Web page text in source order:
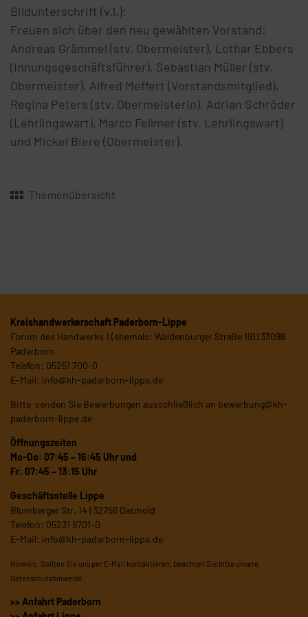
Bildunterschrift (v.l.):
Freuen sich über den neu gewählten Vorstand:
Andreas Grämmel (stv. Obermeister), Lothar Ebbers
(Innungsgeschäftsführer), Sebastian Müller (stv.
Obermeister), Alfred Meffert (Vorstandsmitglied),
Regina Peters (stv. Obermeisterin), Adrian Schröder
(Lehrlingswart), Marco Fellmer (stv. Lehrlingswart)
und Mickel Biere (Obermeister).
Themenübersicht
Kreishandwerkerschaft Paderborn-Lippe
Forum des Handwerks 1 (ehemals: Waldenburger Straße 19) | 33098
Paderborn
Telefon: 05251 700-0
E-Mail: info@kh-paderborn-lippe.de
Bitte senden Sie Bewerbungen ausschließlich an bewerbung@kh-
paderborn-lippe.de
Öffnungszeiten
Mo-Do: 07:45 – 16:45 Uhr und
Fr: 07:45 – 13:15 Uhr
Geschäftsstelle Lippe
Blomberger Str. 14 | 32756 Detmold
Telefon: 05231 9701-0
E-Mail: info@kh-paderborn-lippe.de
Hinweis: Sollten Sie uns per E-Mail kontaktieren, beachten Sie bitte unsere
Datenschutzhinweise
>> Anfahrt Paderborn